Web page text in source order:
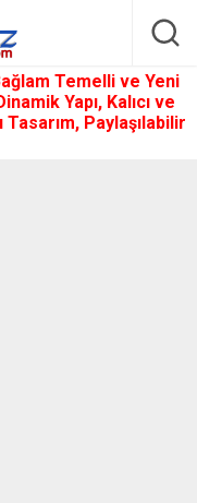
Temelli ve Yeni
Yapı, Kalıcı ve
Paylaşılabilir